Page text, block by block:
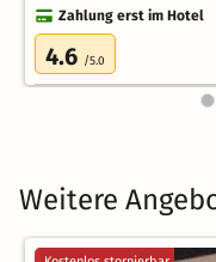
Zahlung erst im Hotel
4.6 /5.0
Weitere